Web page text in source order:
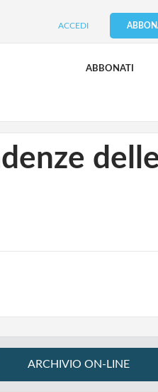
ACCEDI
ABBONATI
delle
ARCHIVIO ON-LINE